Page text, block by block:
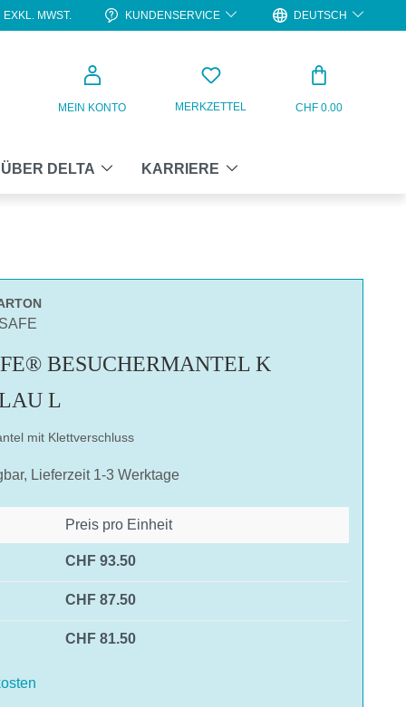
EXKL. MWST. KUNDENSERVICE DEUTSCH
MEIN KONTO MERKZETTEL CHF 0.00
ÜBER DELTA KARRIERE
BESUCHERMANTEL K
L
mit Klettverschluss
Lieferzeit 1-3 Werktage
Preis pro Einheit
CHF 93.50
CHF 87.50
CHF 81.50